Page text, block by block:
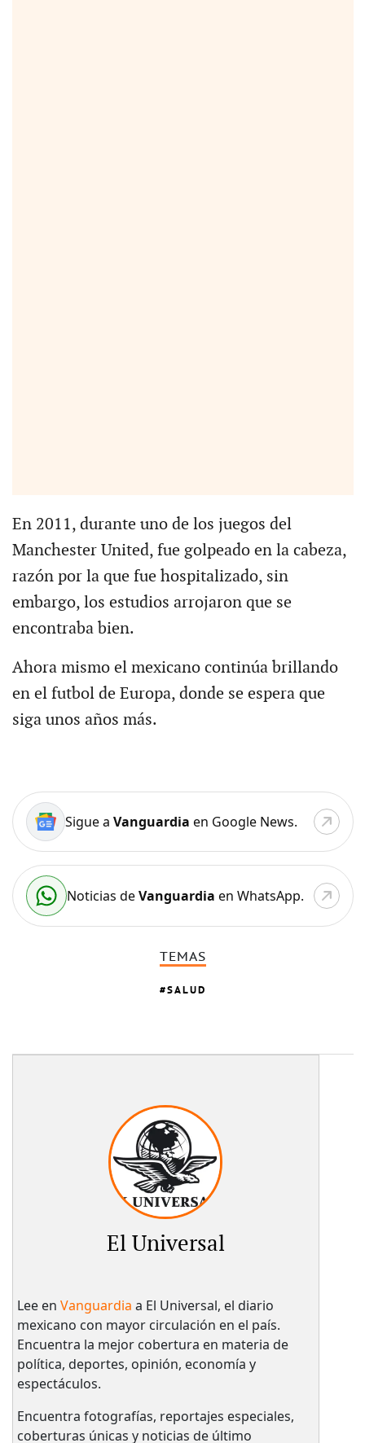
En 2011, durante uno de los juegos del
Manchester United, fue golpeado en la cabeza,
razón por la que fue hospitalizado, sin
embargo, los estudios arrojaron que se
encontraba bien.
Ahora mismo el mexicano continúa brillando
en el futbol de Europa, donde se espera que
siga unos años más.
Sigue a Vanguardia en Google News.
Noticias deVanguardia en WhatsApp.
TEMAS
SALUD
El Universal
Lee en Vanguardia a El Universal, el diario
mexicano con mayor circulación en el país.​
Encuentra la mejor cobertura en materia de
política, deportes, opinión, economía y
espectáculos.
Encuentra fotografías, reportajes especiales,
coberturas únicas y noticias de último